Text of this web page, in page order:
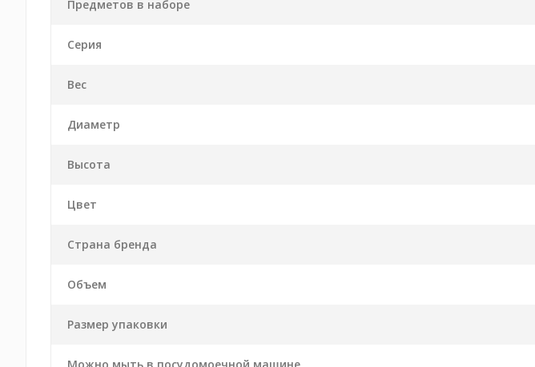
Предметов в наборе
Серия
Вес
Диаметр
Высота
Цвет
Страна бренда
Объем
Размер упаковки